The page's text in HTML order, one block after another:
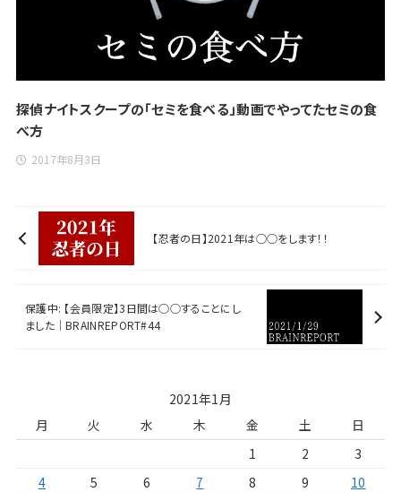
探偵ナイトスクープの「セミを食べる」動画でやってたセミの食
べ方
2017年8月3日
【忍者の日】2021年は○○をします！！
保護中: 【会員限定】3日間は○○することにし
ました｜BRAINREPORT#44
2021年1月
月
火 水 木 金 土
日
1
2
3
4
5 6 7 8 9
10